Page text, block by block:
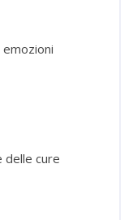
delle cure